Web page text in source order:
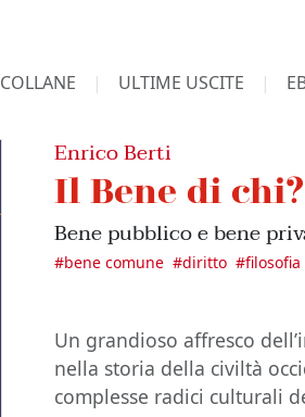
COLLANE ULTIME USCITE
Enrico Berti
Il Bene di chi?
Bene pubblico e bene
#bene comune #diritto #filosofia
Un grandioso affresco
nella storia della civiltà
complesse radici culturali